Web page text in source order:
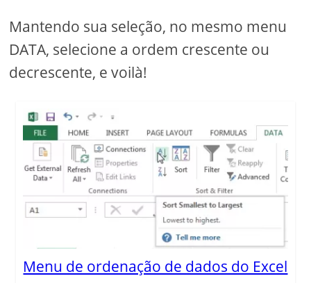
Mantendo sua seleção, no mesmo menu
DATA, selecione a ordem crescente ou
decrescente, e voilà!
Menu de ordenação de dados do Excel